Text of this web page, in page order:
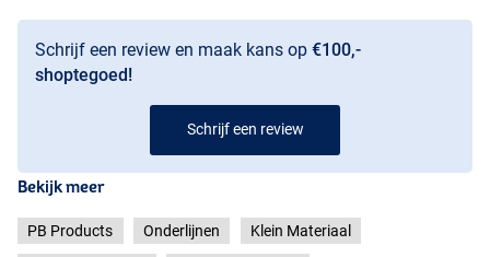
Schrijf een review en maak kans op €100,-
shoptegoed!
Schrijf een review
Bekijk meer
PB Products Onderlijnen Klein Materiaal